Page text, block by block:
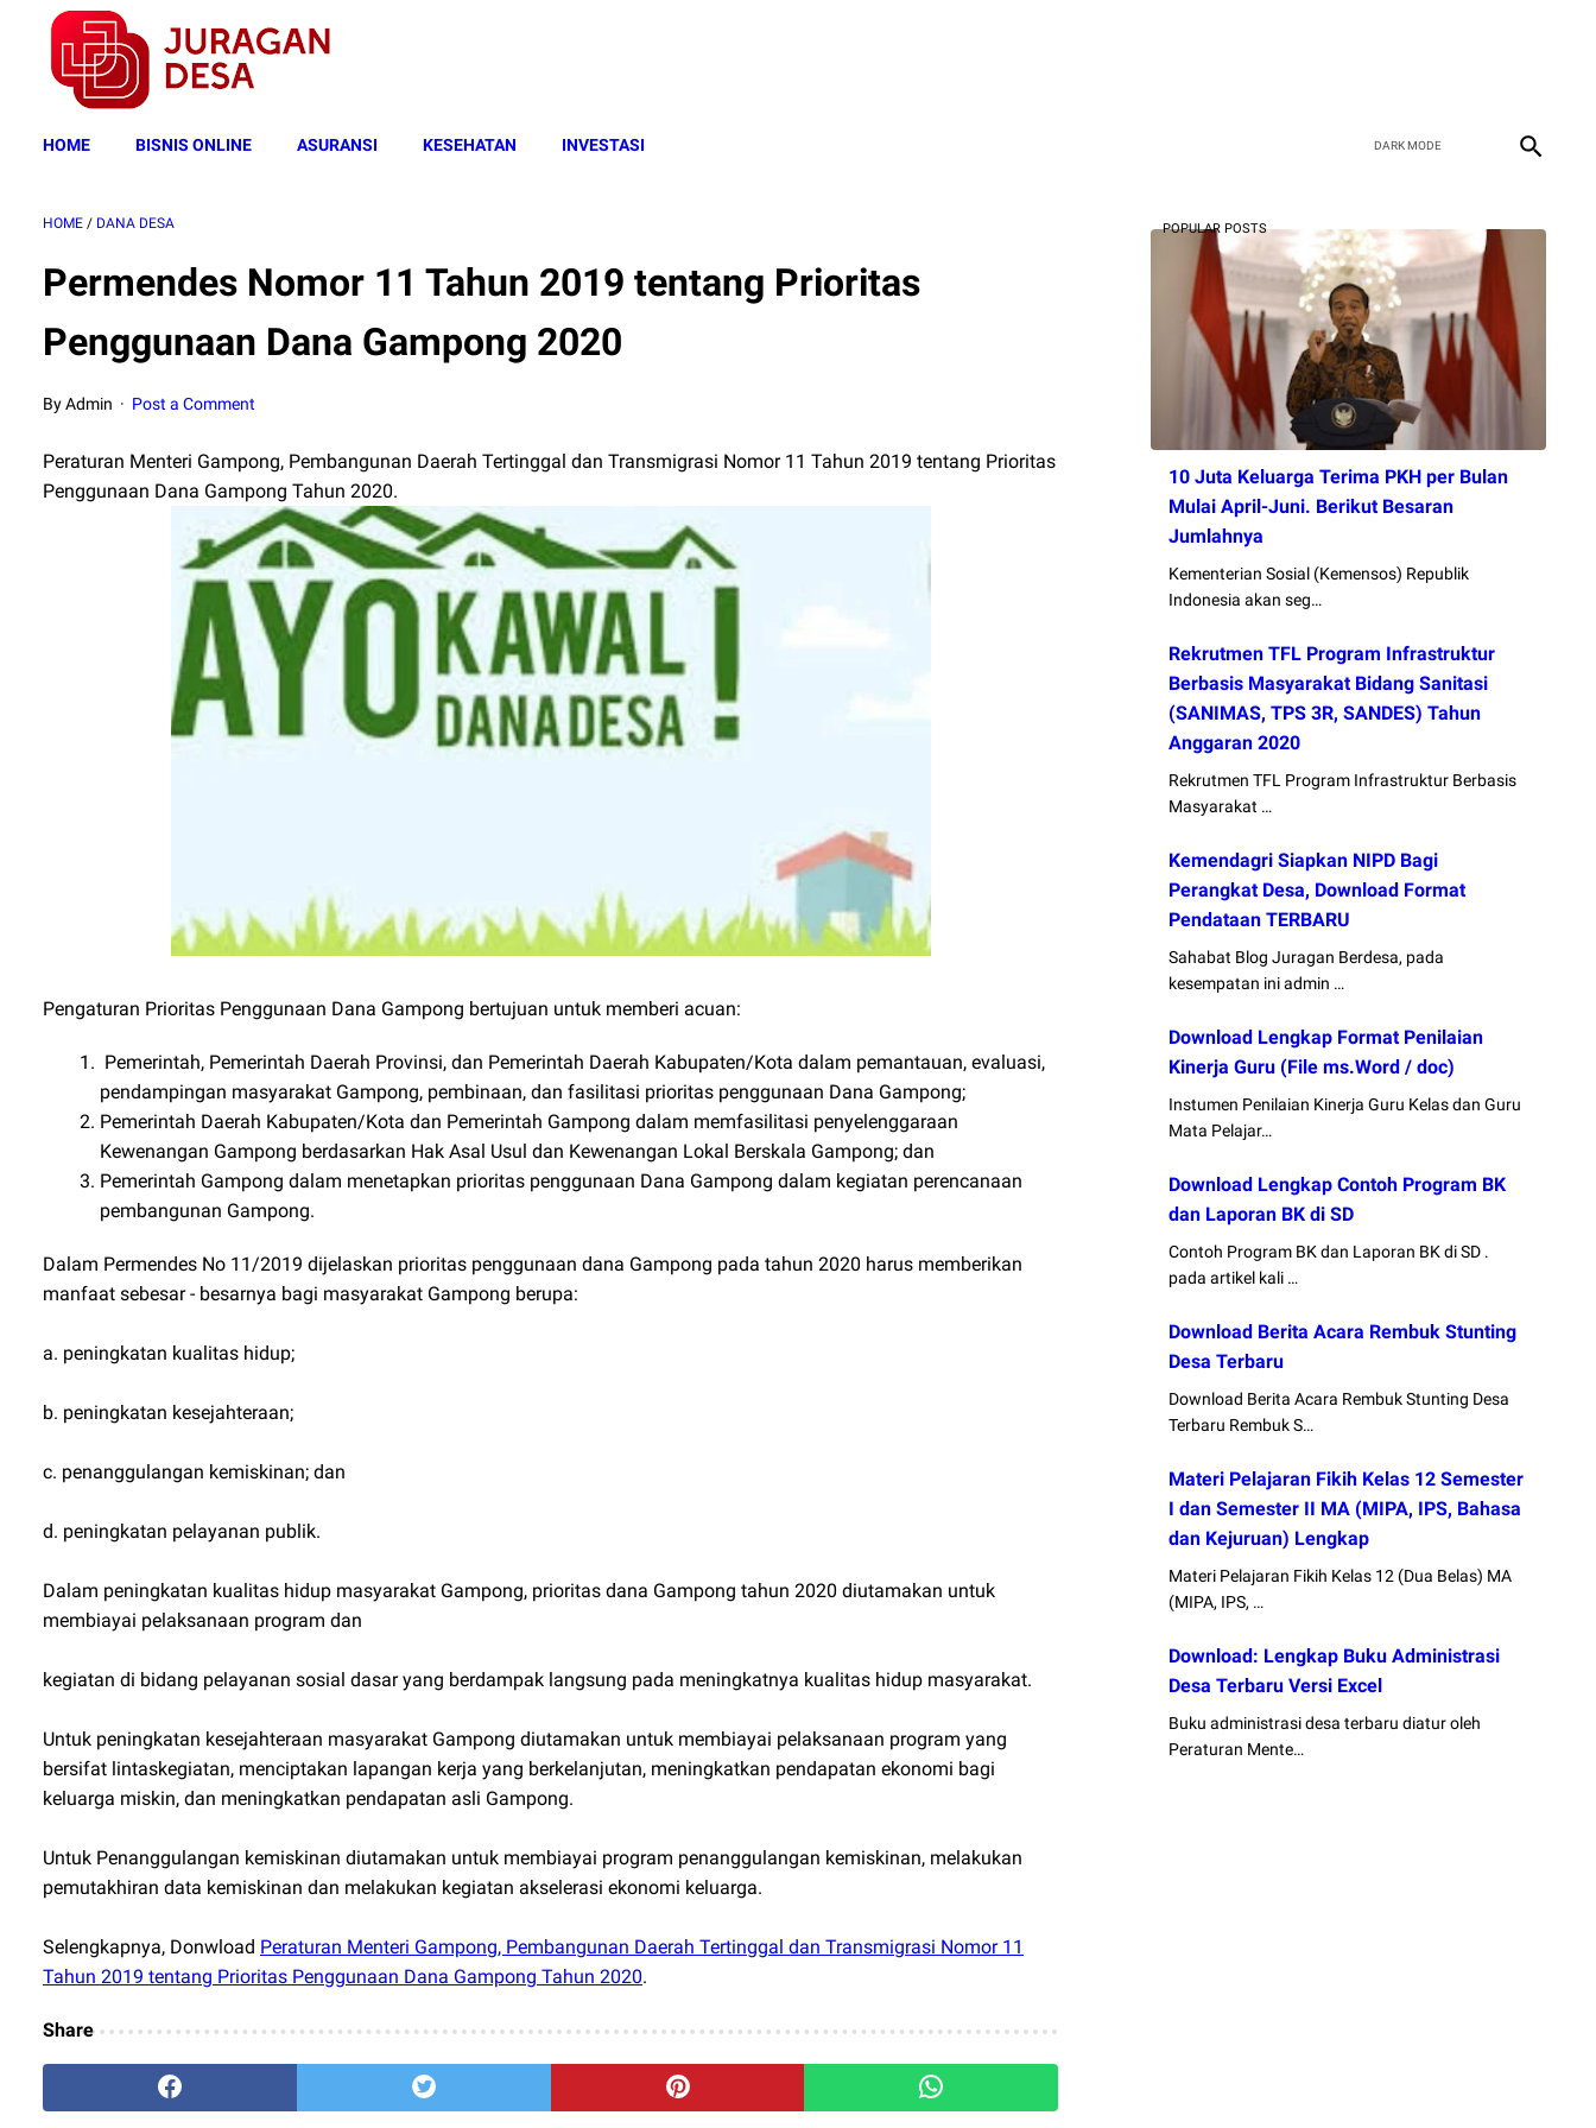
HOME BISNIS ONLINE ASURANSI KESEHATAN INVESTASI
HOME / DANA DESA
Permendes Nomor 11 Tahun 2019 tentang Prioritas
Penggunaan Dana Gampong 2020
By Admin Post a Comment
Peraturan Menteri Gampong, Pembangunan Daerah Tertinggal dan Transmigrasi Nomor 11 Tahun 2019 tentang Prioritas
Penggunaan Dana Gampong Tahun 2020.
Pengaturan Prioritas Penggunaan Dana Gampong bertujuan untuk memberi acuan:
Pemerintah, Pemerintah Daerah Provinsi, dan Pemerintah Daerah Kabupaten/Kota dalam pemantauan, evaluasi,
pendampingan masyarakat Gampong, pembinaan, dan fasilitasi prioritas penggunaan Dana Gampong;
Pemerintah Daerah Kabupaten/Kota dan Pemerintah Gampong dalam memfasilitasi penyelenggaraan
Kewenangan Gampong berdasarkan Hak Asal Usul dan Kewenangan Lokal Berskala Gampong; dan
Pemerintah Gampong dalam menetapkan prioritas penggunaan Dana Gampong dalam kegiatan perencanaan
pembangunan Gampong.
Dalam Permendes No 11/2019 dijelaskan prioritas penggunaan dana Gampong pada tahun 2020 harus memberikan
manfaat sebesar - besarnya bagi masyarakat Gampong berupa:
a. peningkatan kualitas hidup;
b. peningkatan kesejahteraan;
c. penanggulangan kemiskinan; dan
d. peningkatan pelayanan publik.
Dalam peningkatan kualitas hidup masyarakat Gampong, prioritas dana Gampong tahun 2020 diutamakan untuk
membiayai pelaksanaan program dan
kegiatan di bidang pelayanan sosial dasar yang berdampak langsung pada meningkatnya kualitas hidup masyarakat.
Untuk peningkatan kesejahteraan masyarakat Gampong diutamakan untuk membiayai pelaksanaan program yang
bersifat lintaskegiatan, menciptakan lapangan kerja yang berkelanjutan, meningkatkan pendapatan ekonomi bagi
keluarga miskin, dan meningkatkan pendapatan asli Gampong.
Untuk Penanggulangan kemiskinan diutamakan untuk membiayai program penanggulangan kemiskinan, melakukan
pemutakhiran data kemiskinan dan melakukan kegiatan akselerasi ekonomi keluarga.
Selengkapnya, Donwload Peraturan Menteri Gampong, Pembangunan Daerah Tertinggal dan Transmigrasi Nomor 11
Tahun 2019 tentang Prioritas Penggunaan Dana Gampong Tahun 2020.
Share
POPULAR POSTS
10 Juta Keluarga Terima PKH per Bulan
Mulai April-Juni. Berikut Besaran
Jumlahnya
Kementerian Sosial (Kemensos) Republik
Indonesia akan seg…
Rekrutmen TFL Program Infrastruktur
Berbasis Masyarakat Bidang Sanitasi
(SANIMAS, TPS 3R, SANDES) Tahun
Anggaran 2020
Rekrutmen TFL Program Infrastruktur Berbasis
Masyarakat …
Kemendagri Siapkan NIPD Bagi
Perangkat Desa, Download Format
Pendataan TERBARU
Sahabat Blog Juragan Berdesa, pada
kesempatan ini admin …
Download Lengkap Format Penilaian
Kinerja Guru (File ms.Word / doc)
Instumen Penilaian Kinerja Guru Kelas dan Guru
Mata Pelajar…
Download Lengkap Contoh Program BK
dan Laporan BK di SD
Contoh Program BK dan Laporan BK di SD .
pada artikel kali …
Download Berita Acara Rembuk Stunting
Desa Terbaru
Download Berita Acara Rembuk Stunting Desa
Terbaru Rembuk S…
Materi Pelajaran Fikih Kelas 12 Semester
I dan Semester II MA (MIPA, IPS, Bahasa
dan Kejuruan) Lengkap
Materi Pelajaran Fikih Kelas 12 (Dua Belas) MA
(MIPA, IPS, …
Download: Lengkap Buku Administrasi
Desa Terbaru Versi Excel
Buku administrasi desa terbaru diatur oleh
Peraturan Mente…